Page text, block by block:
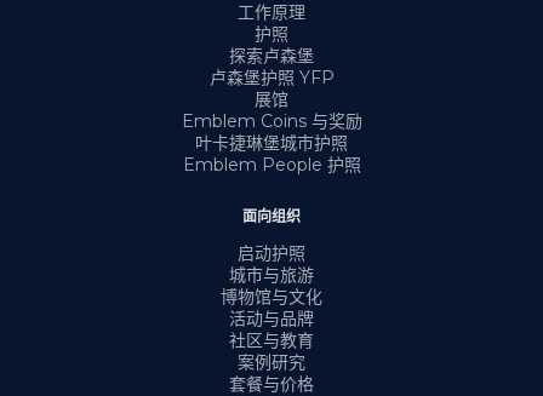
工作原理
护照
探索卢森堡
卢森堡护照 YFP
展馆
Emblem Coins 与奖励
叶卡捷琳堡城市护照
Emblem People 护照
面向组织
启动护照
城市与旅游
博物馆与文化
活动与品牌
社区与教育
案例研究
套餐与价格